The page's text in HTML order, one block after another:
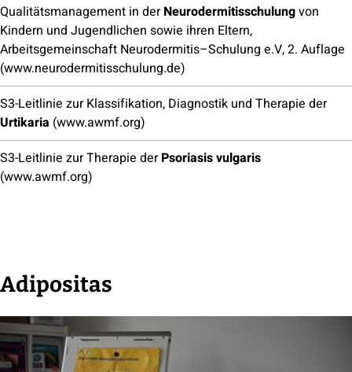
Qualitätsmanagement in derNeurodermitisschulungvon
Kindern und Jugendlichen sowie ihren Eltern,
Arbeitsgemeinschaft Neurodermitis–Schulung e.V, 2. Auflage
(www.neurodermitisschulung.de)
S3-Leitlinie zur Klassifikation, Diagnostik und Therapie der
Urtikaria (www.awmf.org)
S3-Leitlinie zur Therapie derPsoriasis vulgaris
(www.awmf.org)
Adipositas